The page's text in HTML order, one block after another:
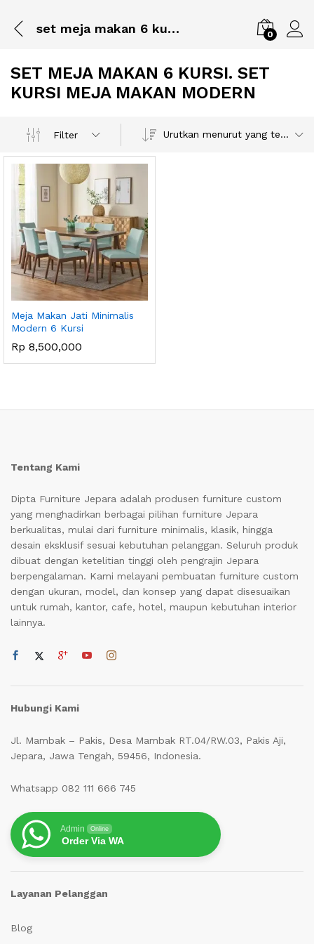
set meja makan 6 kursi. set kursi meja makan modern 0
SET MEJA MAKAN 6 KURSI. SET
KURSI MEJA MAKAN MODERN
Filter Urutkan menurut yang terbaru
Meja Makan Jati Minimalis
Modern 6 Kursi
Rp 8,500,000
Tentang Kami
Dipta Furniture Jepara adalah produsen furniture custom
yang menghadirkan berbagai pilihan furniture Jepara
berkualitas, mulai dari furniture minimalis, klasik, hingga
desain eksklusif sesuai kebutuhan pelanggan. Seluruh produk
dibuat dengan ketelitian tinggi oleh pengrajin Jepara
berpengalaman. Kami melayani pembuatan furniture custom
dengan ukuran, model, dan konsep yang dapat disesuaikan
untuk rumah, kantor, cafe, hotel, maupun kebutuhan interior
lainnya.
Hubungi Kami
Jl. Mambak – Pakis, Desa Mambak RT.04/RW.03, Pakis Aji,
Jepara, Jawa Tengah, 59456, Indonesia.
Whatsapp 082 111 666 745
Admin Online
Order Via WA
Layanan Pelanggan
Blog